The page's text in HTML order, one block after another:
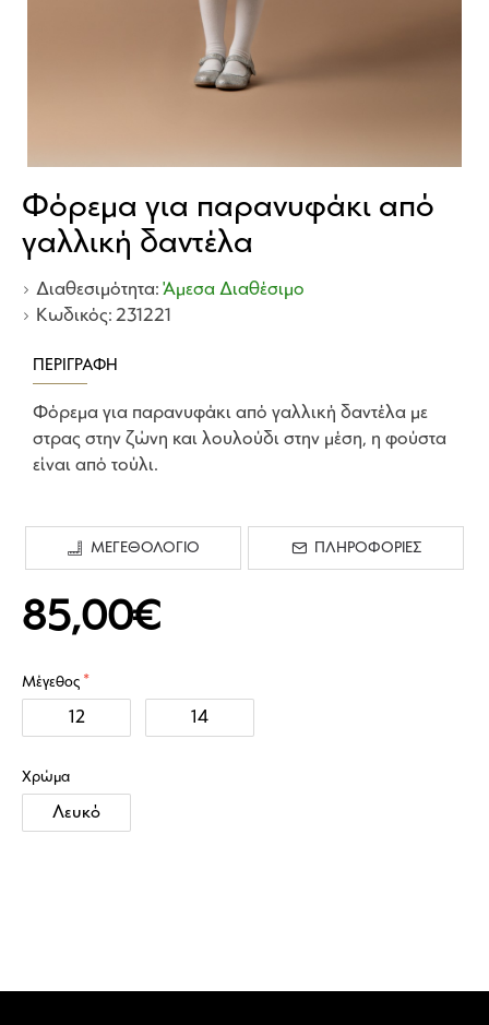
Φόρεμα για παρανυφάκι από
γαλλική δαντέλα
Διαθεσιμότητα: Άμεσα Διαθέσιμο
Κωδικός: 231221
85,00€
Μέγεθος
12 14
Χρώμα
Λευκό
ΠΕΡΙΓΡΑΦΉ
Φόρεμα για παρανυφάκι από γαλλική δαντέλα με
στρας στην ζώνη και λουλούδι στην μέση, η φούστα
είναι από τούλι.
ΜΕΓΕΘΟΛΟΓΙΟ ΠΛΗΡΟΦΟΡΙΕΣ